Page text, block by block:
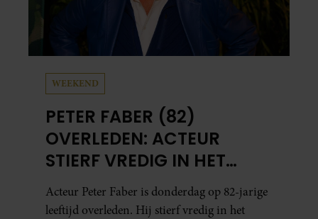
WEEKEND
PETER FABER (82)
OVERLEDEN: ACTEUR
STIERF VREDIG IN HET
BIJZIJN VAN ZIJN MEEST
DIERBAREN
Acteur Peter Faber is donderdag op 82-jarige
leeftijd overleden. Hij stierf vredig in het